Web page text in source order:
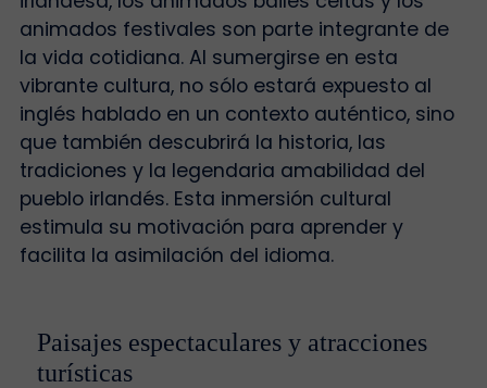
animados festivales son parte integrante de
la vida cotidiana. Al sumergirse en esta
vibrante cultura, no sólo estará expuesto al
inglés hablado en un contexto auténtico, sino
que también descubrirá la historia, las
tradiciones y la legendaria amabilidad del
pueblo irlandés. Esta inmersión cultural
estimula su motivación para aprender y
facilita la asimilación del idioma.
Paisajes espectaculares y atracciones
turísticas